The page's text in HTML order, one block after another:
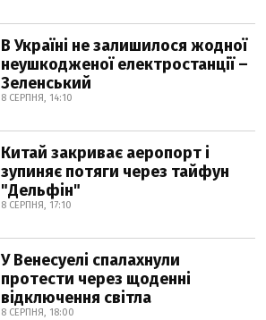
В Україні не залишилося жодної
неушкодженої електростанції –
Зеленський
8 СЕРПНЯ, 14:10
Китай закриває аеропорт і
зупиняє потяги через тайфун
"Дельфін"
8 СЕРПНЯ, 17:10
У Венесуелі спалахнули
протести через щоденні
відключення світла
8 СЕРПНЯ, 18:00